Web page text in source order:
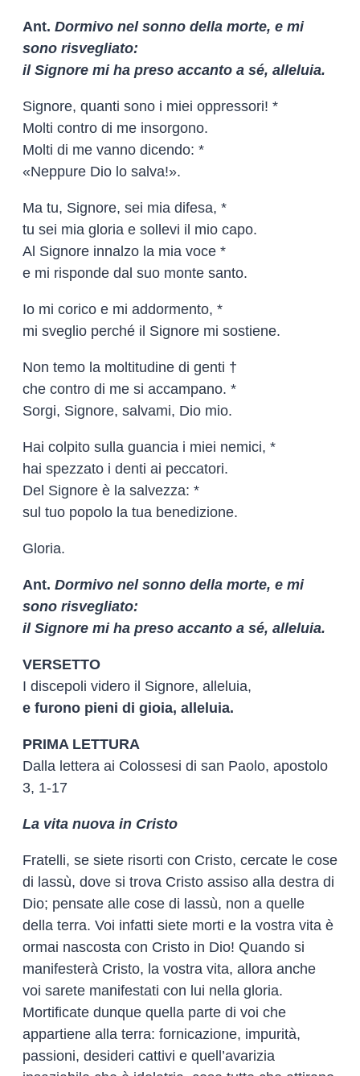
Ant. Dormivo nel sonno della morte, e mi
sono risvegliato:
il Signore mi ha preso accanto a sé, alleluia.
Signore, quanti sono i miei oppressori! *
Molti contro di me insorgono.
Molti di me vanno dicendo: *
«Neppure Dio lo salva!».
Ma tu, Signore, sei mia difesa, *
tu sei mia gloria e sollevi il mio capo.
Al Signore innalzo la mia voce *
e mi risponde dal suo monte santo.
Io mi corico e mi addormento, *
mi sveglio perché il Signore mi sostiene.
Non temo la moltitudine di genti †
che contro di me si accampano. *
Sorgi, Signore, salvami, Dio mio.
Hai colpito sulla guancia i miei nemici, *
hai spezzato i denti ai peccatori.
Del Signore è la salvezza: *
sul tuo popolo la tua benedizione.
Gloria.
Ant. Dormivo nel sonno della morte, e mi
sono risvegliato:
il Signore mi ha preso accanto a sé, alleluia.
VERSETTO
I discepoli videro il Signore, alleluia,
e furono pieni di gioia, alleluia.
PRIMA LETTURA
Dalla lettera ai Colossesi di san Paolo, apostolo
3, 1-17
La vita nuova in Cristo
Fratelli, se siete risorti con Cristo, cercate le cose
di lassù, dove si trova Cristo assiso alla destra di
Dio; pensate alle cose di lassù, non a quelle
della terra. Voi infatti siete morti e la vostra vita è
ormai nascosta con Cristo in Dio! Quando si
manifesterà Cristo, la vostra vita, allora anche
voi sarete manifestati con lui nella gloria.
Mortificate dunque quella parte di voi che
appartiene alla terra: fornicazione, impurità,
passioni, desideri cattivi e quell’avarizia